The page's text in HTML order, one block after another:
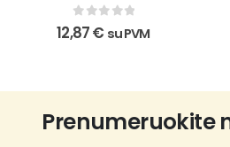
0out of 5
12,87€ su PVM
Prenumeruokite